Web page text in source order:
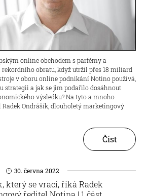
online obchodem s parfémy a
obratu, když utržil přes 18 miliard
v oboru online podnikání Notino používá,
strategii a jak se jim podařilo dosáhnout
výsledku? Na tyto a mnoho
Ondrášík, dlouholetý marketingový
Číst
30. června 2022
který se vrací, říká Radek